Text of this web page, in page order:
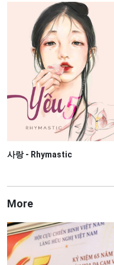
사랑 - Rhymastic
More